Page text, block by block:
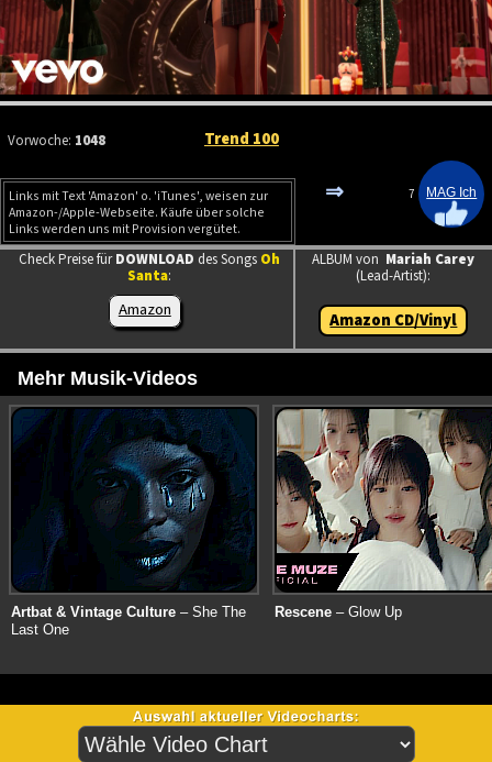
Vorwoche: 1048 Trend 100
Links mit Text 'Amazon' o. 'iTunes', weisen zur
Amazon-/Apple-Webseite. Käufe über solche
Links werden uns mit Provision vergütet.
⇒ 7
Check Preise fürDOWNLOAD des Songs Oh
Santa:
Amazon
ALBUM von Mariah Carey
(Lead-Artist):
Amazon CD/Vinyl
Mehr Musik-Videos
Artbat & Vintage Culture – She The
Last One
Rescene – Glow Up